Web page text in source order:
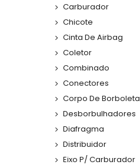
Carburador
Chicote
Cinta De Airbag
Coletor
Combinado
Conectores
Corpo De Borboleta
Desborbulhadores
Diafragma
Distribuidor
Eixo P/ Carburador